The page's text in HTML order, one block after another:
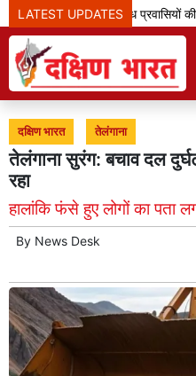
LATEST UPDATES
बेंगलूरु पुलिस ने अवैध प्रवासियों
दक्षिण भारत तेलंगाना
तेलंगाना सुरंग: बचाव दल
रहा
हालांकि फंसे हुए लोगों का पता
By News Desk